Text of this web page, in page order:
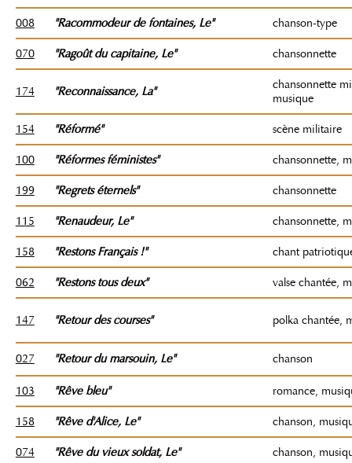
008 "Racommodeur de fontaines, Le" chanson-type
070 "Ragoût du capitaine, Le" chansonnette
174 "Reconnaissance, La"
chansonnette
musique
154 "Réformé" scène militaire
100 "Réformes féministes" chansonnette,
199 "Regrets éternels" chansonnette
115 "Renaudeur, Le" chansonnette,
158 "Restons Français !" chant
062 "Restons tous deux" valse chantée,
147 "Retour des courses" polka chantée,
027 "Retour du marsouin, Le" chanson
103 "Rêve bleu" romance,
158 "Rêve d'Alice, Le" chanson,
074 "Rêve du vieux soldat, Le" chanson,